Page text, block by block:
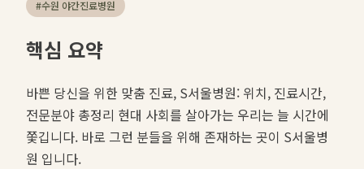
#수원 야간진료병원
핵심 요약
바쁜 당신을 위한 맞춤 진료, S서울병원: 위치, 진료시간,
전문분야 총정리 현대 사회를 살아가는 우리는 늘 시간에
쫓깁니다. 바로 그런 분들을 위해 존재하는 곳이 S서울병
원 입니다.